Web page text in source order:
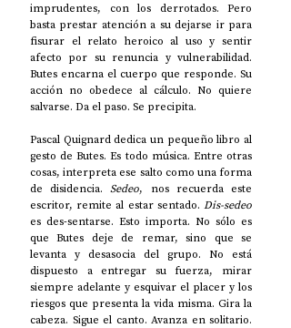
imprudentes, con los derrotados. Pero
basta prestar atención a su dejarse ir para
fisurar el relato heroico al uso y sentir
afecto por su renuncia y vulnerabilidad.
Butes encarna el cuerpo que responde. Su
acción no obedece al cálculo. No quiere
salvarse. Da el paso. Se precipita.
Pascal Quignard dedica un pequeño libro al
gesto de Butes. Es todo música. Entre otras
cosas, interpreta ese salto como una forma
de disidencia. Sedeo, nos recuerda este
escritor, remite al estar sentado. Dis-sedeo
es des-sentarse. Esto importa. No sólo es
que Butes deje de remar, sino que se
levanta y desasocia del grupo. No está
dispuesto a entregar su fuerza, mirar
siempre adelante y esquivar el placer y los
riesgos que presenta la vida misma. Gira la
cabeza. Sigue el canto. Avanza en solitario.